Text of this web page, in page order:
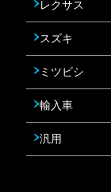
レクサス
スズキ
ミツビシ
輸入車
汎用